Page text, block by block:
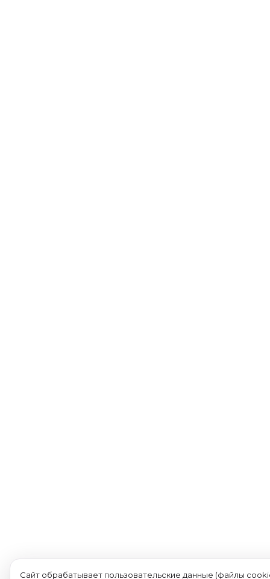
Сайт обрабатывает пользовательские данные (файлы